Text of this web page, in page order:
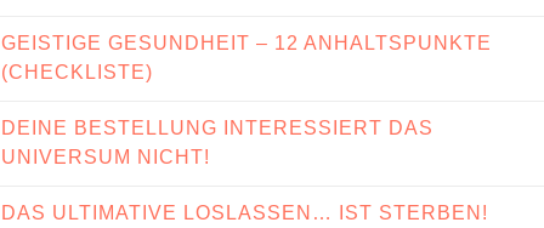
GEISTIGE GESUNDHEIT – 12 ANHALTSPUNKTE
(CHECKLISTE)
DEINE BESTELLUNG INTERESSIERT DAS
UNIVERSUM NICHT!
DAS ULTIMATIVE LOSLASSEN… IST STERBEN!